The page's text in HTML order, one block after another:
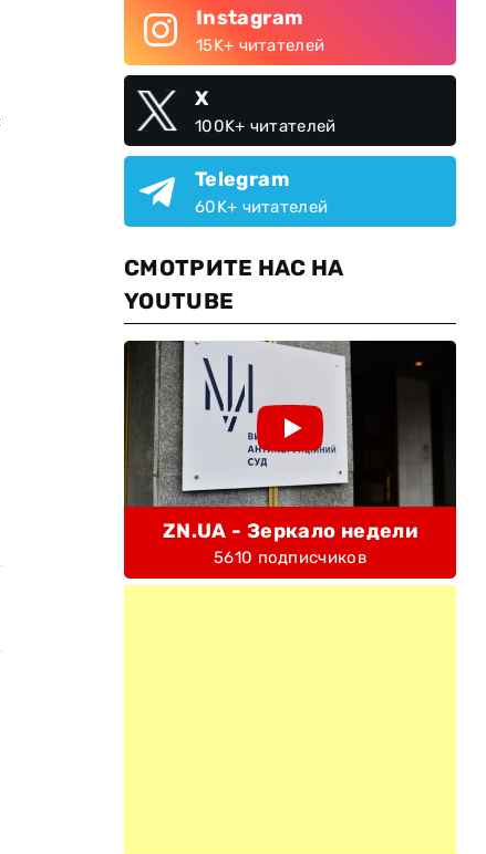
Instagram
15K+ читателей
X
100K+ читателей
Telegram
60K+ читателей
СМОТРИТЕ НАС НА
YOUTUBE
ZN.UA - Зеркало недели
5610 подписчиков